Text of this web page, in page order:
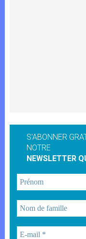
S'ABONNER
NOTRE
NEWSLETTER